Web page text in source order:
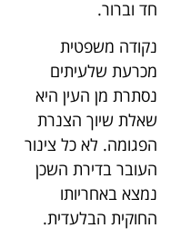
חד וברור.
נקודה משפטית
מכרעת שלעיתים
נסתרת מן העין היא
שאלת שיוך הצנרת
הפגומה. לא כל צינור
העובר בדירת השכן
נמצא באחריותו
החוקית הבלעדית.